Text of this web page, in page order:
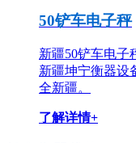
50铲车电子秤
新疆50铲车电子
新疆坤宁衡器设
全新疆。
了解详情+